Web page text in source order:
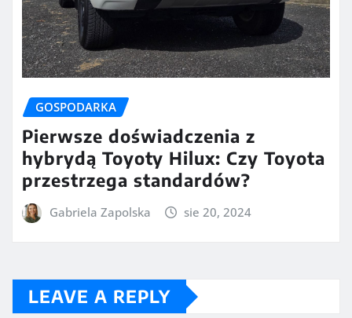
GOSPODARKA
Pierwsze doświadczenia z
hybrydą Toyoty Hilux: Czy Toyota
przestrzega standardów?
Gabriela Zapolska sie 20, 2024
LEAVE A REPLY